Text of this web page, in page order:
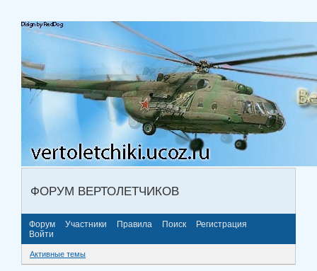
ФОРУМ ВЕРТОЛЕТЧИКОВ
Форум Участники Правила Поиск
Регистрация
Войти
Активные темы